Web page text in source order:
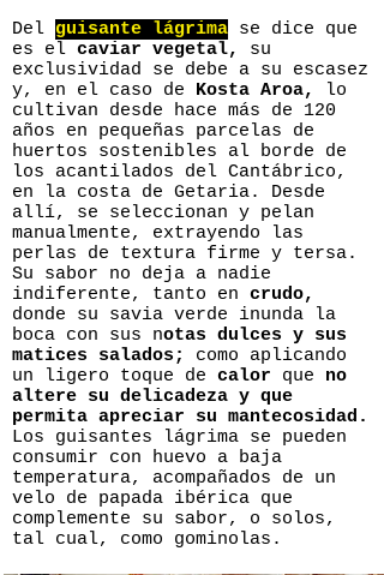
Del guisante lágrima se dice que
es el caviar vegetal,
su
exclusividad se debe a su escasez
y, en el caso de Kosta Aroa,
lo
cultivan desde hace más de 120
años en pequeñas parcelas de
huertos sostenibles al borde de
los acantilados del Cantábrico,
en la costa de Getaria. Desde
allí, se seleccionan y pelan
manualmente, extrayendo las
perlas de textura firme y tersa.
Su sabor no deja a nadie
indiferente, tanto en crudo,
donde su savia verde inunda la
boca con sus notas dulces y sus
matices salados;
como aplicando
un ligero toque de calor que no
altere su delicadeza y que
permita apreciar su mantecosidad.
Los guisantes lágrima se pueden
consumir con huevo a baja
temperatura, acompañados de un
velo de papada ibérica que
complemente su sabor, o solos,
tal cual, como gominolas.